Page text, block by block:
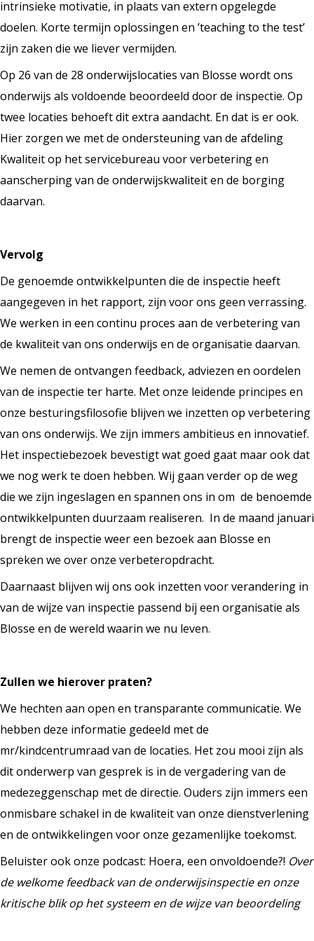
intrinsieke motivatie, in plaats van extern opgelegde
doelen. Korte termijn oplossingen en ’teaching to the test’
zijn zaken die we liever vermijden.
Op 26 van de 28 onderwijslocaties van Blosse wordt ons
onderwijs als voldoende beoordeeld door de inspectie. Op
twee locaties behoeft dit extra aandacht. En dat is er ook.
Hier zorgen we met de ondersteuning van de afdeling
Kwaliteit op het servicebureau voor verbetering en
aanscherping van de onderwijskwaliteit en de borging
daarvan.
Vervolg
De genoemde ontwikkelpunten die de inspectie heeft
aangegeven in het rapport, zijn voor ons geen verrassing.
We werken in een continu proces aan de verbetering van
de kwaliteit van ons onderwijs en de organisatie daarvan.
We nemen de ontvangen feedback, adviezen en oordelen
van de inspectie ter harte. Met onze leidende principes en
onze besturingsfilosofie blijven we inzetten op verbetering
van ons onderwijs. We zijn immers ambitieus en innovatief.
Het inspectiebezoek bevestigt wat goed gaat maar ook dat
we nog werk te doen hebben. Wij gaan verder op de weg
die we zijn ingeslagen en spannen ons in om de benoemde
ontwikkelpunten duurzaam realiseren. In de maand januari
brengt de inspectie weer een bezoek aan Blosse en
spreken we over onze verbeteropdracht.
Daarnaast blijven wij ons ook inzetten voor verandering in
van de wijze van inspectie passend bij een organisatie als
Blosse en de wereld waarin we nu leven.
Zullen we hierover praten?
We hechten aan open en transparante communicatie. We
hebben deze informatie gedeeld met de
mr/kindcentrumraad van de locaties. Het zou mooi zijn als
dit onderwerp van gesprek is in de vergadering van de
medezeggenschap met de directie. Ouders zijn immers een
onmisbare schakel in de kwaliteit van onze dienstverlening
en de ontwikkelingen voor onze gezamenlijke toekomst.
Beluister ook onze podcast: Hoera, een onvoldoende?! Over
de welkome feedback van de onderwijsinspectie en onze
kritische blik op het systeem en de wijze van beoordeling